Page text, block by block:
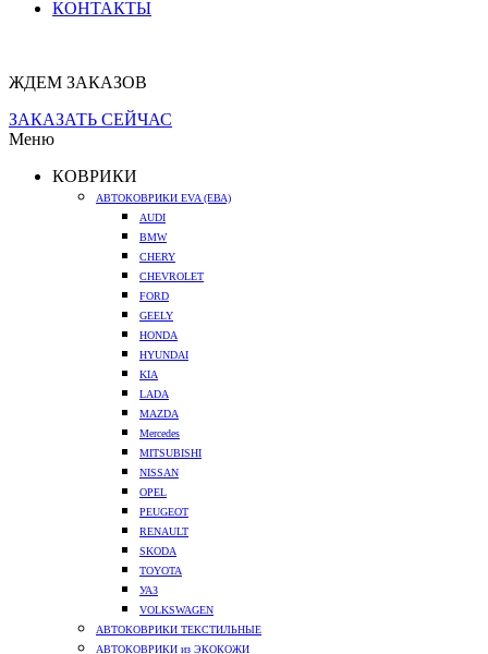
КОНТАКТЫ
ЖДЕМ ЗАКАЗОВ
ЗАКАЗАТЬ СЕЙЧАС
Меню
КОВРИКИ
АВТОКОВРИКИ EVA (ЕВА)
AUDI
BMW
CHERY
CHEVROLET
FORD
GEELY
HONDA
HYUNDAI
KIA
LADA
MAZDA
Mercedes
MITSUBISHI
NISSAN
OPEL
PEUGEOT
RENAULT
SKODA
TOYOTA
УАЗ
VOLKSWAGEN
АВТОКОВРИКИ ТЕКСТИЛЬНЫЕ
АВТОКОВРИКИ из ЭКОКОЖИ